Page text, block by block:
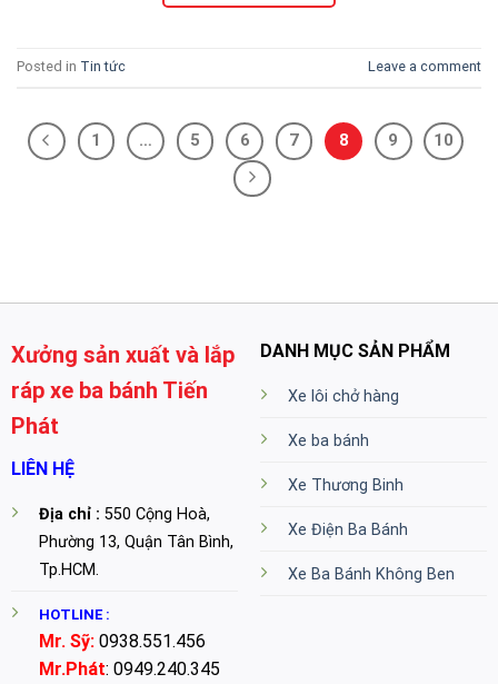
Posted in Tin tức Leave a comment
1 … 5 6 7 8 9 10
Xưởng sản xuất và lắp
ráp xe ba bánh Tiến
Phát
LIÊN HỆ
Địa chỉ : 550 Cộng Hoà,
Phường 13, Quận Tân Bình,
Tp.HCM.
HOTLINE :
Mr. Sỹ:0938.551.456
Mr.Phát: 0949.240.345
DANH MỤC SẢN PHẨM
Xe lôi chở hàng
Xe ba bánh
Xe Thương Binh
Xe Điện Ba Bánh
Xe Ba Bánh Không Ben